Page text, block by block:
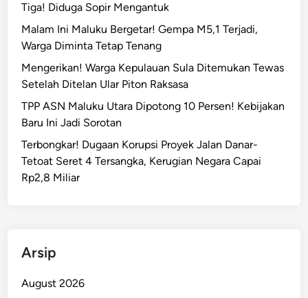
Tiga! Diduga Sopir Mengantuk
Malam Ini Maluku Bergetar! Gempa M5,1 Terjadi,
Warga Diminta Tetap Tenang
Mengerikan! Warga Kepulauan Sula Ditemukan Tewas
Setelah Ditelan Ular Piton Raksasa
TPP ASN Maluku Utara Dipotong 10 Persen! Kebijakan
Baru Ini Jadi Sorotan
Terbongkar! Dugaan Korupsi Proyek Jalan Danar-
Tetoat Seret 4 Tersangka, Kerugian Negara Capai
Rp2,8 Miliar
Arsip
August 2026